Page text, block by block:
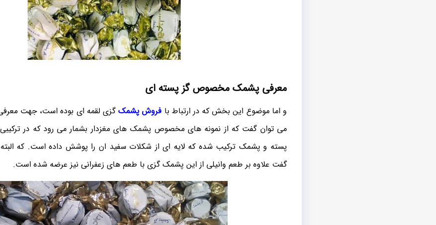
معرفی پشمک مخصوص گز پسته ای
و اما موضوع این بخش که در ارتباط با فروش پشمکگزی لقمه ای بوده است، جهت
می توان گفت که از نمونه های مخصوص پشمک های مغزدار بشمار می رود که در ترکیبی
پسته و پشمک ترکیب شده که لایه ای از شکلات سفید ان را پوشش داده است. که
گفت علاوه بر طعم وانیلی از این پشمک گزی با طعم های زعفرانی نیز عرضه شده است.